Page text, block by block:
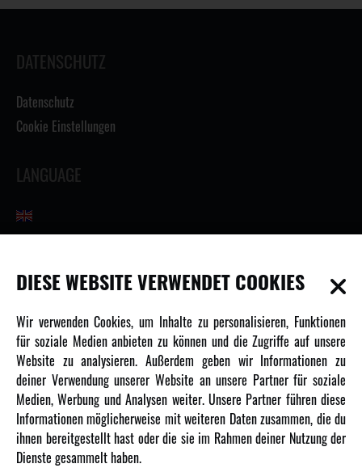
DATENSCHUTZ
Datenschutz
Cookie Einstellungen
LANGUAGE
INFORMATIONEN
Newsletter
Über uns
Karriere
Amewi Kataloge
MEHR VON AMEWI
DIESE WEBSITE VERWENDET COOKIES
Wir verwenden Cookies, um Inhalte zu personalisieren, Funktionen
für soziale Medien anbieten zu können und die Zugriffe auf unsere
Website zu analysieren. Außerdem geben wir Informationen zu
deiner Verwendung unserer Website an unsere Partner für soziale
Medien, Werbung und Analysen weiter. Unsere Partner führen diese
Informationen möglicherweise mit weiteren Daten zusammen, die du
ihnen bereitgestellt hast oder die sie im Rahmen deiner Nutzung der
Dienste gesammelt haben.